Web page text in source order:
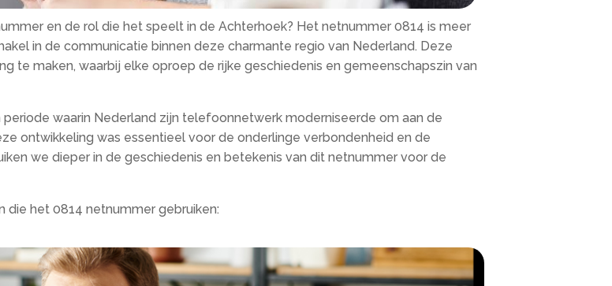
en de rol die het speelt in de Achterhoek? Het netnummer 0814 is meer
in de communicatie binnen deze charmante regio van Nederland. Deze
te maken, waarbij elke oproep de rijke geschiedenis en gemeenschapszin van
waarin Nederland zijn telefoonnetwerk moderniseerde om aan de
ontwikkeling was essentieel voor de onderlinge verbondenheid en de
we dieper in de geschiedenis en betekenis van dit netnummer voor de
die het 0814 netnummer gebruiken: